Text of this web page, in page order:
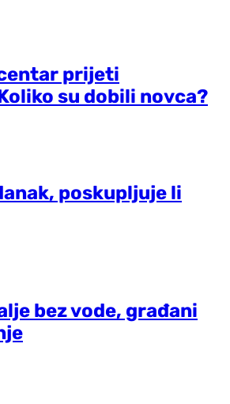
prijeti
su dobili novca?
poskupljuje li
bez vode, građani